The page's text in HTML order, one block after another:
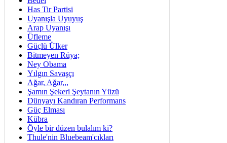
Has Tir Partisi
Uyanışla Uyuyuş
Arap Uyanışı
Üfleme
Güçlü Ülker
Bitmeyen Rüya;
Ney Obama
Yılgın Savaşçı
Ağar, Ağar,,,
Şamın Şekeri Şeytanın Yüzü
Dünyayı Kandıran Performans
Güç Elması
Kübra
Öyle bir düzen bulalım ki?
Thule'nin Bluebeam'cıkları